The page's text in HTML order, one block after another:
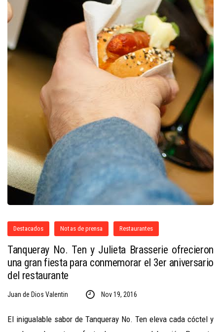
Destacados Notas de prensa Restaurantes
Tanqueray No. Ten y Julieta Brasserie ofrecieron
una gran fiesta para conmemorar el 3er aniversario
del restaurante
Juan de Dios Valentin Nov 19, 2016
El inigualable sabor de Tanqueray No. Ten eleva cada cóctel y